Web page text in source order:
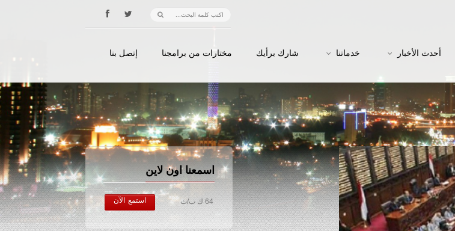
أحدث الأخبار خدماتنا شارك برأيك مختارات من برامجنا إتصل بنا
اسمعنا اون لاين
64 ك ب/ث استمع الآن